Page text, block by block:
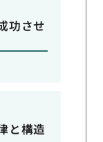
功させ
と構造